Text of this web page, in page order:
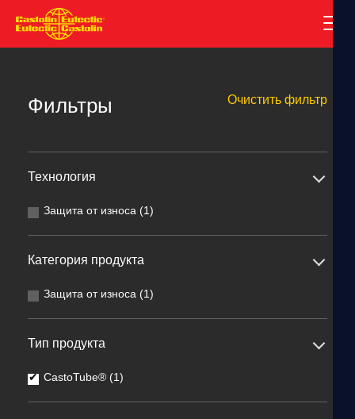
Фильтры Очистить фильтр
Технология
Защита от износа (1)
Категория продукта
Защита от износа (1)
Тип продукта
CastoTube® (1)